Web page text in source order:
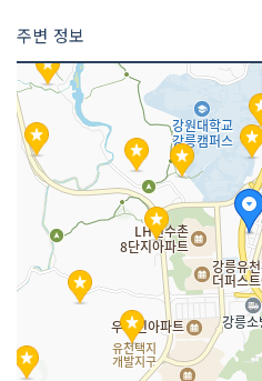
주차시설 가능
쉬는날 명절연휴
금연/흡연 여부 금연
취급 메뉴 삼계탕 /
주변 정보